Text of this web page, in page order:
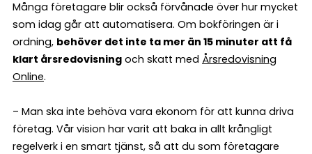
Många företagare blir också förvånade över hur mycket
som idag går att automatisera. Om bokföringen är i
ordning, behöver det inte ta mer än 15 minuter att få
klart årsredovisning och skatt med Årsredovisning
Online.
– Man ska inte behöva vara ekonom för att kunna driva
företag. Vår vision har varit att baka in allt krångligt
regelverk i en smart tjänst, så att du som företagare